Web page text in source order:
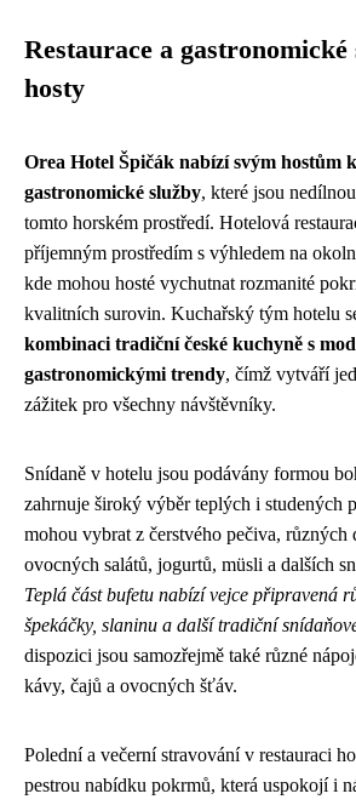
Restaurace a
hosty
Orea Hotel Špičák nabízí svým hostům
gastronomické služby, které jsou
tomto horském prostředí. Hotelová
příjemným prostředím s výhledem na
kde mohou hosté vychutnat rozmanité
kvalitních surovin. Kuchařský tým hotelu
kombinaci tradiční české kuchyně s
gastronomickými trendy, čímž vytváří
zážitek pro všechny návštěvníky.
Snídaně v hotelu jsou podávány formou
zahrnuje široký výběr teplých i studených
mohou vybrat z čerstvého pečiva, různých
ovocných salátů, jogurtů, müsli a dalších
Teplá část bufetu nabízí vejce připravená
špekáčky, slaninu a další tradiční
dispozici jsou samozřejmě také různé
kávy, čajů a ovocných šťáv.
Polední a večerní stravování v restauraci
pestrou nabídku pokrmů, která uspokojí i